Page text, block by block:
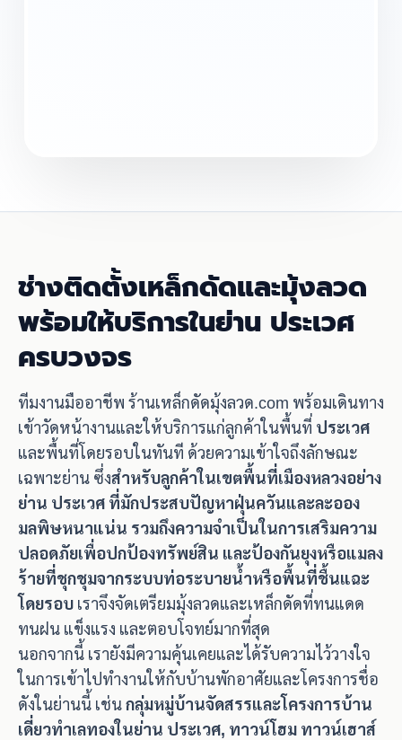
ช่างติดตั้งเหล็กดัดและมุ้งลวด
พร้อมให้บริการในย่าน ประเวศ
ครบวงจร
ทีมงานมืออาชีพ ร้านเหล็กดัดมุ้งลวด.com พร้อมเดินทาง
เข้าวัดหน้างานและให้บริการแก่ลูกค้าในพื้นที่ ประเวศ
และพื้นที่โดยรอบในทันที ด้วยความเข้าใจถึงลักษณะ
เฉพาะย่าน ซึ่งสำหรับลูกค้าในเขตพื้นที่เมืองหลวงอย่าง
ย่าน ประเวศ ที่มักประสบปัญหาฝุ่นควันและละออง
มลพิษหนาแน่น รวมถึงความจำเป็นในการเสริมความ
ปลอดภัยเพื่อปกป้องทรัพย์สิน และป้องกันยุงหรือแมลง
ร้ายที่ชุกชุมจากระบบท่อระบายน้ำหรือพื้นที่ชื้นแฉะ
โดยรอบ เราจึงจัดเตรียมมุ้งลวดและเหล็กดัดที่ทนแดด
ทนฝน แข็งแรง และตอบโจทย์มากที่สุด
นอกจากนี้ เรายังมีความคุ้นเคยและได้รับความไว้วางใจ
ในการเข้าไปทำงานให้กับบ้านพักอาศัยและโครงการชื่อ
ดังในย่านนี้ เช่นกลุ่มหมู่บ้านจัดสรรและโครงการบ้าน
เดี่ยวทำเลทองในย่าน ประเวศ, ทาวน์โฮม ทาวน์เฮาส์